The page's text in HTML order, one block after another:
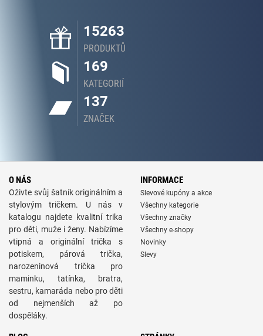
15263
PRODUKTŮ
169
KATEGORIÍ
137
ZNAČEK
O NÁS
Oživte svůj šatník originálním a
stylovým tričkem. U nás v
katalogu najdete kvalitní trika
pro děti, muže i ženy. Nabízíme
vtipná a originální trička s
potiskem, párová trička,
narozeninová trička pro
maminku, tatínka, bratra,
sestru, kamaráda nebo pro děti
od nejmenších až po
dospěláky.
INFORMACE
Slevové kupóny a akce
Všechny kategorie
Všechny značky
Všechny e-shopy
Novinky
Slevy